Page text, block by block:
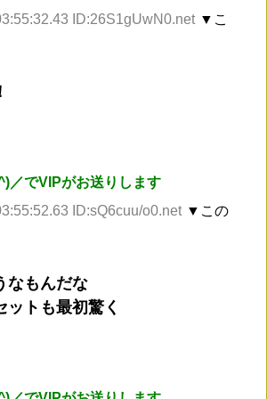
ID:26S1gUwN0.net ▼こ
／でVIPがお送りします
ID:sQ6cuu/o0.net ▼この
なもんだな
ットも最初驚く